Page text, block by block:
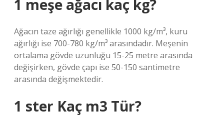
1 meşe ağacı kaç kg?
Ağacın taze ağırlığı genellikle 1000 kg/m³, kuru
ağırlığı ise 700-780 kg/m³ arasındadır. Meşenin
ortalama gövde uzunluğu 15-25 metre arasında
değişirken, gövde çapı ise 50-150 santimetre
arasında değişmektedir.
1 ster Kaç m3 Tür?